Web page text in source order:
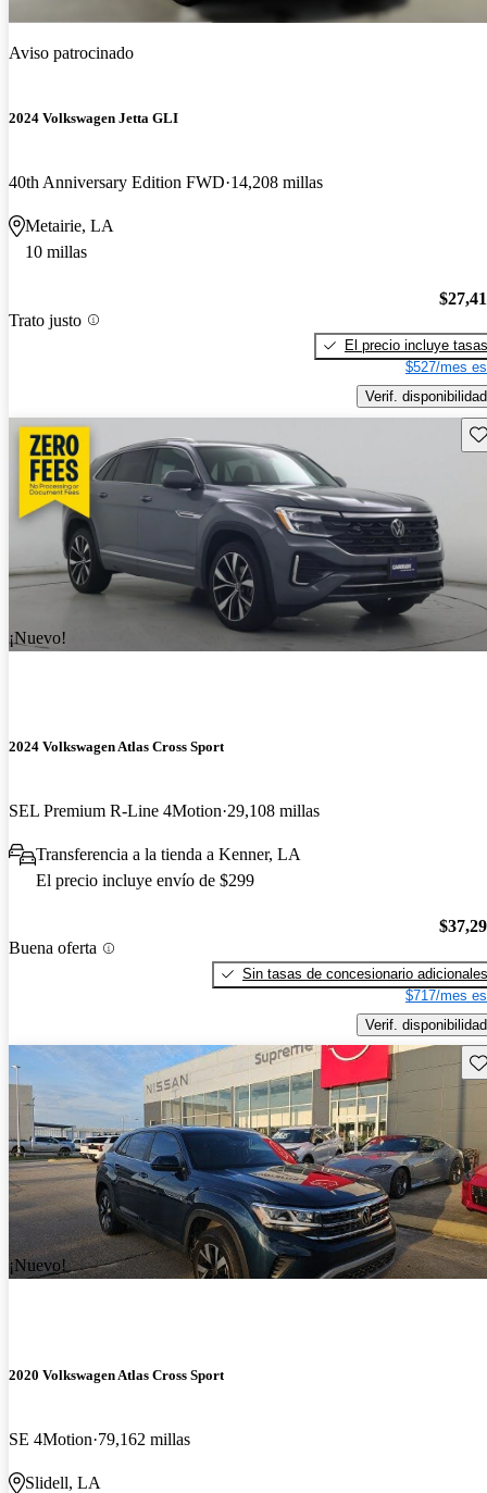
Aviso patrocinado
2024 Volkswagen Jetta GLI
40th Anniversary Edition FWD 14,208 millas
Metairie, LA
10 millas
Trato justo
El precio incluye tasas
$527/mes
Verif. disponibilidad
¡Nuevo!
2024 Volkswagen Atlas Cross Sport
SEL Premium R-Line 4Motion 29,108 millas
Transferencia a la tienda a Kenner, LA
El precio incluye envío de $299
Buena oferta
Sin tasas de concesionario adicionales
$717/mes
Verif. disponibilidad
¡Nuevo!
2020 Volkswagen Atlas Cross Sport
SE 4Motion 79,162 millas
Slidell, LA